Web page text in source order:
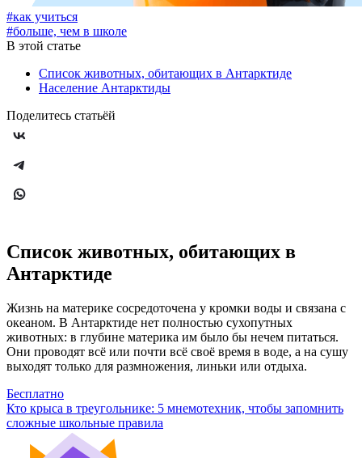
#как учиться
#больше, чем в школе
В этой статье
Список животных, обитающих в Антарктиде
Население Антарктиды
Поделитесь статьёй
Список животных, обитающих в
Антарктиде
Жизнь на материке сосредоточена у кромки воды и связана с
океаном. В Антарктиде нет полностью сухопутных
животных: в глубине материка им было бы нечем питаться.
Они проводят всё или почти всё своё время в воде, а на сушу
выходят только для размножения, линьки или отдыха.
Бесплатно
Кто крыса в треугольнике: 5 мнемотехник, чтобы запомнить
сложные школьные правила